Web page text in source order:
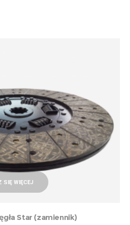
SIĘ WIĘCEJ
Star (zamiennik)